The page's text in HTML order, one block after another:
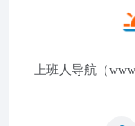
上班人导航（